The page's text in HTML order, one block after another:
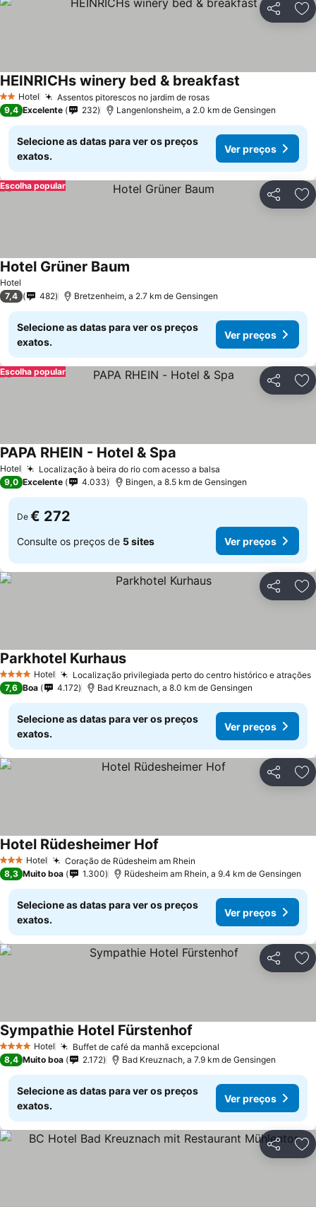
Partilhar
2 Estrelas
Hotel Assentos pitorescos no jardim de rosas
HEINRICHs winery bed & breakfast
9,4 Excelente 232 Langenlonsheim, a 2.0 km de Gensingen
Selecione as datas para ver os preços
exatos.
Ver preços
Partilhar
Escolha popular
Hotel
Hotel Grüner Baum
7,4 482 Bretzenheim, a 2.7 km de Gensingen
Selecione as datas para ver os preços
exatos.
Ver preços
Partilhar
Escolha popular
Hotel Localização à beira do rio com acesso a balsa
PAPA RHEIN - Hotel & Spa
9,0 Excelente 4.033 Bingen, a 8.5 km de Gensingen
De € 272
Consulte os preços de 5 sites Ver preços
Partilhar
4 EstrelasHotel Localização privilegiada perto do centro histórico e atrações
Parkhotel Kurhaus
7,6 Boa 4.172 Bad Kreuznach, a 8.0 km de Gensingen
Selecione as datas para ver os preços
exatos.
Ver preços
Partilhar
3 EstrelasHotel Coração de Rüdesheim am Rhein
Hotel Rüdesheimer Hof
8,3 Muito boa 1.300 Rüdesheim am Rhein, a 9.4 km de Gensingen
Selecione as datas para ver os preços
exatos.
Ver preços
Partilhar
4 EstrelasHotel Buffet de café da manhã excepcional
Sympathie Hotel Fürstenhof
8,4 Muito boa 2.172 Bad Kreuznach, a 7.9 km de Gensingen
Selecione as datas para ver os preços
exatos.
Ver preços
Partilhar